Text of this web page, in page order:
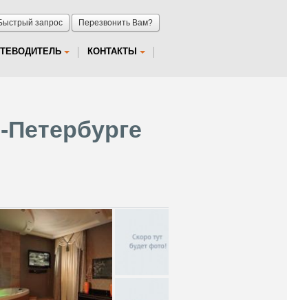
запрос Перезвонить Вам?
КОНТАКТЫ